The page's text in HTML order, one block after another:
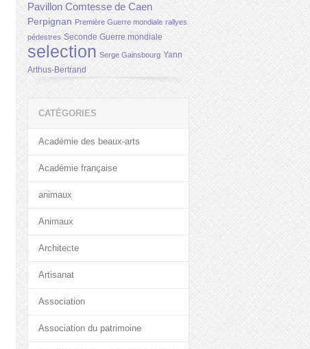
Pavillon Comtesse de Caen
Perpignan Première Guerre mondiale rallyes
pédestres Seconde Guerre mondiale
selection Serge Gainsbourg Yann
Arthus-Bertrand
CATÉGORIES
Académie des beaux-arts
Académie française
animaux
Animaux
Architecte
Artisanat
Association
Association du patrimoine